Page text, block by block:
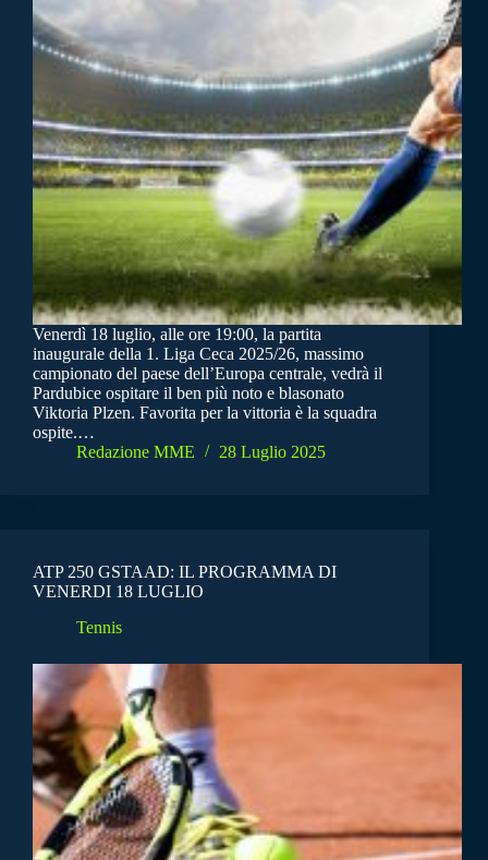
Venerdì 18 luglio, alle ore 19:00, la partita
inaugurale della 1. Liga Ceca 2025/26, massimo
campionato del paese dell’Europa centrale, vedrà il
Pardubice ospitare il ben più noto e blasonato
Viktoria Plzen. Favorita per la vittoria è la squadra
ospite.…
Redazione MME
28 Luglio 2025
ATP 250 GSTAAD: IL PROGRAMMA DI
VENERDI 18 LUGLIO
Tennis